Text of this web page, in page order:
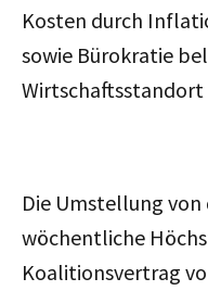
Kosten durch
sowie Bürokratie
Die Umstellung
wöchentliche
Koalitionsvertrag